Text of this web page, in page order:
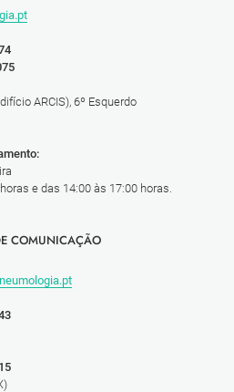
ARCIS), 6º Esquerdo
e das 14:00 às 17:00 horas.
COMUNICAÇÃO